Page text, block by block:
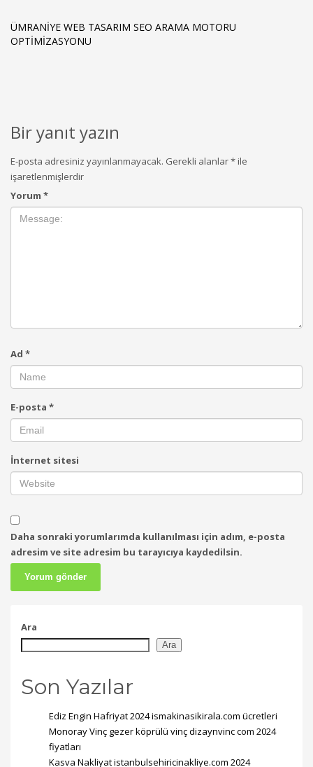
ÜMRANIYE WEB TASARIM SEO ARAMA MOTORU
OPTIMIZASYONU
Bir yanıt yazın
E-posta adresiniz yayınlanmayacak. Gerekli alanlar*ile
işaretlenmişlerdir
Yorum *
Ad *
E-posta *
İnternet sitesi
Daha sonraki yorumlarımda kullanılması için adım, e-posta
adresim ve site adresim bu tarayıcıya kaydedilsin.
Ara
Ara
Son Yazılar
Ediz Engin Hafriyat 2024 ismakinasikirala.com ücretleri
Monoray Vinç gezer köprülü vinç dizaynvinc com 2024
fiyatları
Kasva Nakliyat istanbulsehiricinakliye.com 2024